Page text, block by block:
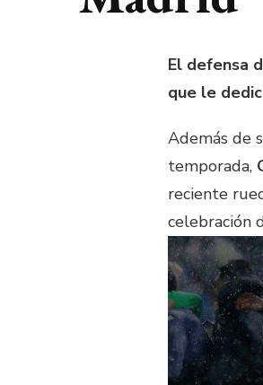
El defensa
que le
Además de
temporada,
reciente
celebración